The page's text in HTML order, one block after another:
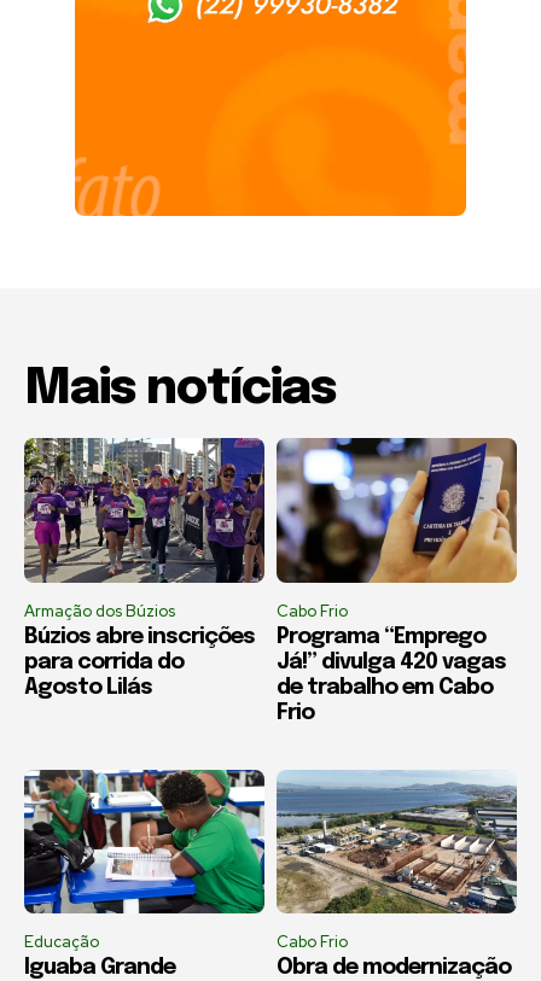
Mais notícias
Armação dos Búzios
Búzios abre inscrições
para corrida do
Agosto Lilás
Cabo Frio
Programa “Emprego
Já!” divulga 420 vagas
de trabalho em Cabo
Frio
Educação
Iguaba Grande
Cabo Frio
Obra de modernização